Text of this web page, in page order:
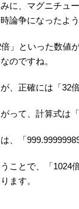
に、マグニチュ
論争になったよう
倍」といった数値
のですね。
、正確には「32
がって、計算式は
、「
ことで、「1024
ます。